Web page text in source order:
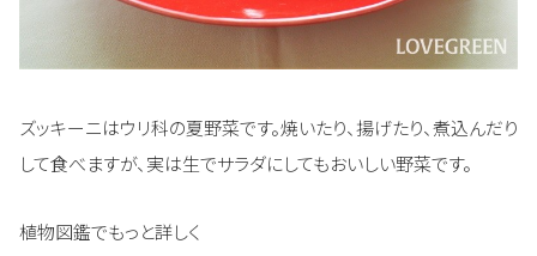
ズッキーニはウリ科の夏野菜です。焼いたり、揚げたり、煮込んだり
して食べますが、実は生でサラダにしてもおいしい野菜です。
植物図鑑でもっと詳しく